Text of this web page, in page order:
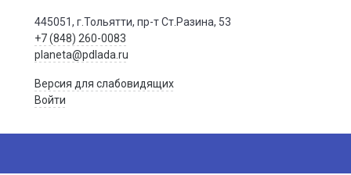
445051, г.Тольятти, пр-т Ст.Разина, 53
+7 (848) 260-0083
planeta@pdlada.ru
Версия для слабовидящих
Войти